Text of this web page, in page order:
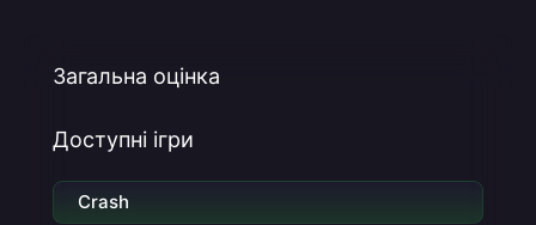
Загальна оцінка
Доступні ігри
Crash